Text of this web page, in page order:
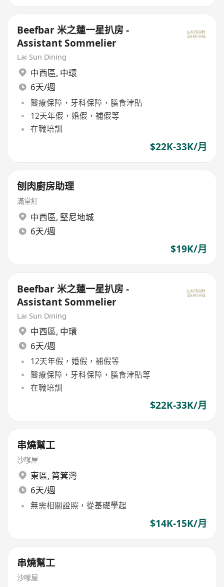
Beefbar 米之蓮一星扒房 -
Assistant Sommelier
Lai Sun Dining
中西區, 中環
6天/週
醫療保障，牙科保障，膳食津貼
12天年假，婚假，補假等
在職培訓
$22K-33K/月
刨肉廚房助理
滿堂紅
中西區, 堅尼地城
6天/週
$19K/月
Beefbar 米之蓮一星扒房 -
Assistant Sommelier
Lai Sun Dining
中西區, 中環
6天/週
12天年假，婚假，補假等
醫療保障，牙科保障，膳食津貼等
在職培訓
$22K-33K/月
串燒幫工
沙嗲屋
東區, 筲箕灣
6天/週
無需相關證照，從基礎學起
$14K-15K/月
串燒幫工
沙嗲屋